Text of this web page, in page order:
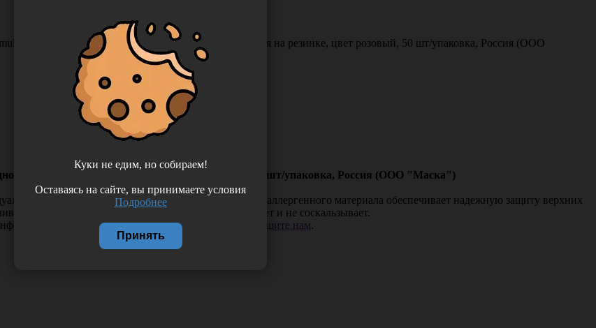
из нетканного материала, одноразовая 3-х слойная на резинке, цвет розовый, 50 шт/упаковка, Россия (ООО
3-х слойная на резинке, цвет розовый, 50 шт/упаковка, Россия (ООО "Маска")
защиты. Благодаря трем слоям нетканого гипоаллергенного материала обеспечивает надежную защиту верхних
комфортную носку. Крепко держится, не сползает и не соскальзывает.
Если вы заметили такую проблему —
сообщите нам.
Куки не едим, но собираем!
Оставаясь на сайте, вы принимаете условия
Подробнее
Принять